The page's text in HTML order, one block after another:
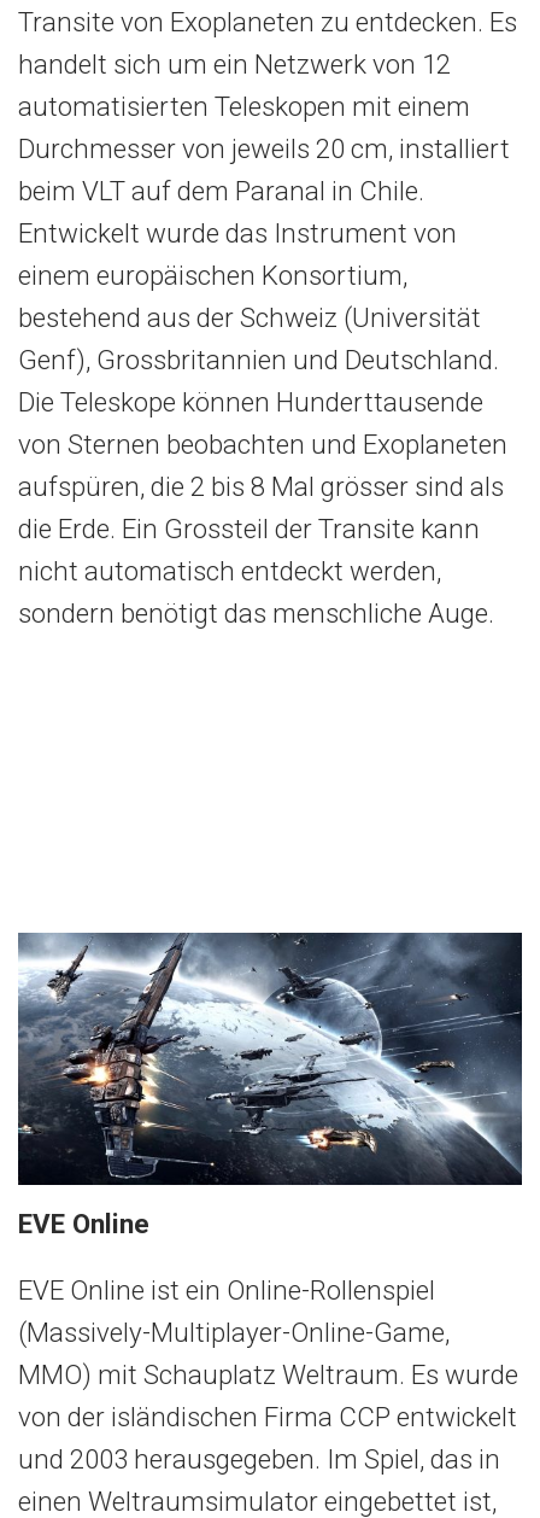
Transite von Exoplaneten zu entdecken. Es
handelt sich um ein Netzwerk von 12
automatisierten Teleskopen mit einem
Durchmesser von jeweils 20 cm, installiert
beim VLT auf dem Paranal in Chile.
Entwickelt wurde das Instrument von
einem europäischen Konsortium,
bestehend aus der Schweiz (Universität
Genf), Grossbritannien und Deutschland.
Die Teleskope können Hunderttausende
von Sternen beobachten und Exoplaneten
aufspüren, die 2 bis 8 Mal grösser sind als
die Erde. Ein Grossteil der Transite kann
nicht automatisch entdeckt werden,
sondern benötigt das menschliche Auge.
EVE Online
EVE Online ist ein Online-Rollenspiel
(Massively-Multiplayer-Online-Game,
MMO) mit Schauplatz Weltraum. Es wurde
von der isländischen Firma CCP entwickelt
und 2003 herausgegeben. Im Spiel, das in
einen Weltraumsimulator eingebettet ist,